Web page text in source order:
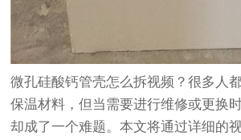
微孔硅酸钙管壳怎么拆视频？很多人
保温材料，但当需要进行维修或更换
却成了一个难题。本文将通过详细的